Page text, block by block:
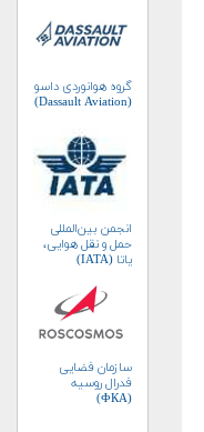
گروه هوانوردی داسو
(Dassault Aviation)
انجمن بین‌المللی
حمل و نقل هوایی،
یاتا (IATA)
سازمان فضایی
فدرال روسیه
(ФКА)